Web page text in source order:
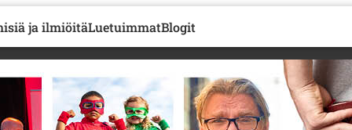
ja ilmiöitäLuetuimmatBlogit